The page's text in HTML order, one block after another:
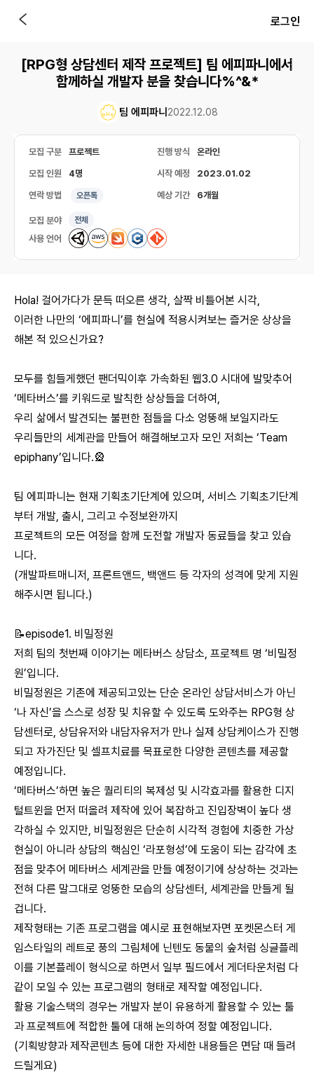
로그인
[RPG형 상담센터 제작 프로젝트] 팀 에피파니에서
함께하실 개발자 분을 찾습니다%^&*
팀 에피파니 2022.12.08
모집 구분 프로젝트 진행 방식 온라인
모집 인원 4명 시작 예정 2023.01.02
연락 방법 오픈톡 예상 기간 6개월
모집 분야 전체
사용 언어
Hola! 걸어가다가 문득 떠오른 생각, 살짝 비틀어본 시각,
이러한 나만의 ‘에피파니’를 현실에 적용시켜보는 즐거운 상상을
해본 적 있으신가요?
모두를 힘들게했던 팬더믹이후 가속화된 웹3.0 시대에 발맞추어
‘메타버스’를 키워드로 발칙한 상상들을 더하여,
우리 삶에서 발견되는 불편한 점들을 다소 엉뚱해 보일지라도
우리들만의 세계관을 만들어 해결해보고자 모인 저희는 ‘Team
epiphany’입니다.🎡
팀 에피파니는 현재 기획초기단계에 있으며, 서비스 기획초기단계
부터 개발, 출시, 그리고 수정보완까지
프로젝트의 모든 여정을 함께 도전할 개발자 동료들을 찾고 있습
니다.
(개발파트매니저, 프론트앤드, 백앤드 등 각자의 성격에 맞게 지원
해주시면 됩니다.)
📝episode1. 비밀정원
저희 팀의 첫번째 이야기는 메타버스 상담소, 프로젝트 명 ‘비밀정
원’입니다.
비밀정원은 기존에 제공되고있는 단순 온라인 상담서비스가 아닌
‘나 자신’을 스스로 성장 및 치유할 수 있도록 도와주는 RPG형 상
담센터로, 상담유저와 내담자유저가 만나 실제 상담케이스가 진행
되고 자가진단 및 셀프치료를 목표로한 다양한 콘텐츠를 제공할
예정입니다.
‘메타버스’하면 높은 퀄리티의 복제성 및 시각효과를 활용한 디지
털트윈을 먼저 떠올려 제작에 있어 복잡하고 진입장벽이 높다 생
각하실 수 있지만, 비밀정원은 단순히 시각적 경험에 치중한 가상
현실이 아니라 상담의 핵심인 ‘라포형성’에 도움이 되는 감각에 초
점을 맞추어 메타버스 세계관을 만들 예정이기에 상상하는 것과는
전혀 다른 말그대로 엉뚱한 모습의 상담센터, 세계관을 만들게 될
겁니다.
제작형태는 기존 프로그램을 예시로 표현해보자면 포켓몬스터 게
임스타일의 레트로 풍의 그림체에 닌텐도 동물의 숲처럼 싱글플레
이를 기본플레이 형식으로 하면서 일부 필드에서 게더타운처럼 다
같이 모일 수 있는 프로그램의 형태로 제작할 예정입니다.
활용 기술스택의 경우는 개발자 분이 유용하게 활용할 수 있는 툴
과 프로젝트에 적합한 툴에 대해 논의하여 정할 예정입니다.
(기획방향과 제작콘텐츠 등에 대한 자세한 내용들은 면담 때 들려
드릴게요)